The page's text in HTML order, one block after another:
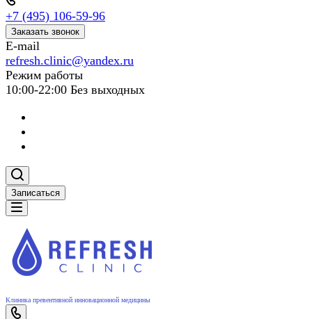
+7 (495) 106-59-96
Заказать звонок
E-mail
refresh.clinic@yandex.ru
Режим работы
10:00-22:00 Без выходных
Записаться
Клиника превентивной инновационной медицины